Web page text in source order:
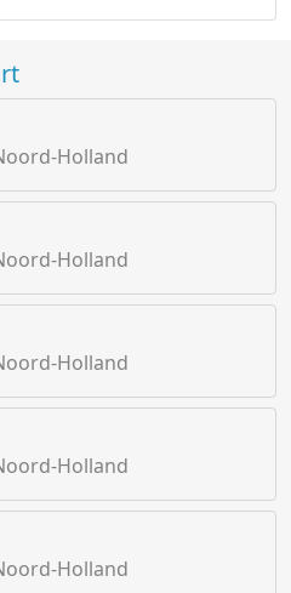
Holland
Holland
Holland
Holland
Holland